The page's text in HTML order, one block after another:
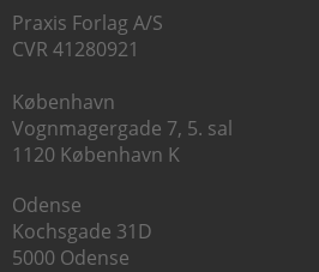
Praxis Forlag A/S
CVR 41280921
København
Vognmagergade 7, 5. sal
1120 København K
Odense
Kochsgade 31D
5000 Odense